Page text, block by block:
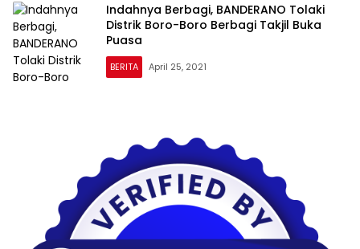
Indahnya Berbagi, BANDERANO Tolaki
Distrik Boro-Boro Berbagi Takjil Buka
Puasa
BERITA April 25, 2021